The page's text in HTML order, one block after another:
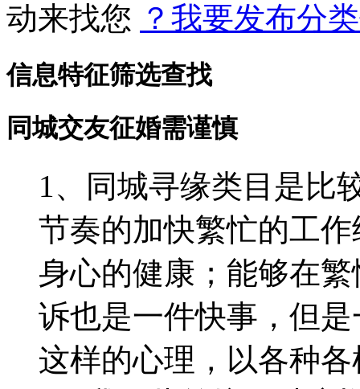
动来找您 ？我要发布分
信息特征筛选查找
同城交友征婚需谨慎
1、同城寻缘类目是比
节奏的加快繁忙的工
身心的健康；能够在
诉也是一件快事，但
这样的心理，以各种